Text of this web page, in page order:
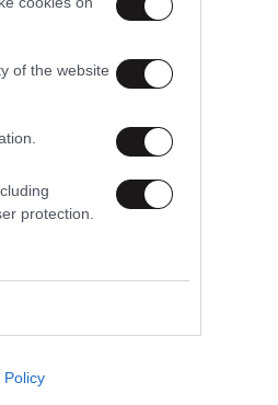
of the website
protection.
Policy